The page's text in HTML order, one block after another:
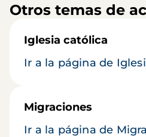
Otros temas de
Iglesia católica
Ir a la página de
Migraciones
Ir a la página de